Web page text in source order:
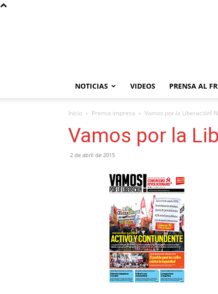
NOTICIAS VIDEOS PRENSA AL
Inicio Prensa impresa Vamos por la Liberación!
Vamos por la
2 de abril de 2015